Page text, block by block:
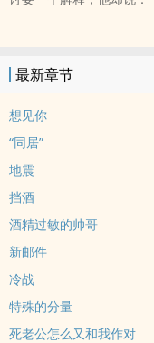
久后，肖瑜安发现，他
看她的眼神，让他感到
住去质问她。何懿只是抬
他的面前。年上少言寡语
绿茶实习生排雷/阅读指
戏份会多一些
最新章节
想见你
“同居”
地震
挡酒
酒精过敏的帅哥
新邮件
冷战
特殊的分量
死老公怎么又和我作对